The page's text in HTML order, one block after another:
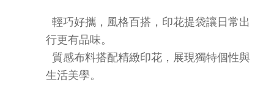
輕巧好攜，風格百搭，印花提袋讓日常出
行更有品味。
質感布料搭配精緻印花，展現獨特個性與
生活美學。